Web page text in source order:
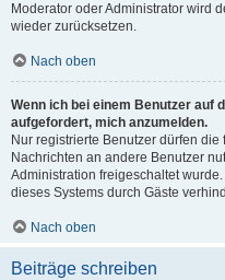
Moderator oder Administrator wird
wieder zurücksetzen.
Nach oben
Wenn ich bei einem Benutzer auf
aufgefordert, mich anzumelden.
Nur registrierte Benutzer dürfen
Nachrichten an andere Benutzer
Administration freigeschaltet
dieses Systems durch Gäste
Nach oben
Beiträge schreiben